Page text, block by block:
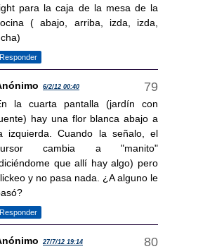
para la caja de la mesa de la
( abajo, arriba, izda, izda,
Responder
6/2/12 00:40
la cuarta pantalla (jardín con
hay una flor blanca abajo a
izquierda. Cuando la señalo, el
cambia a "manito"
que allí hay algo) pero
y no pasa nada. ¿A alguno le
Responder
27/7/12 19:14